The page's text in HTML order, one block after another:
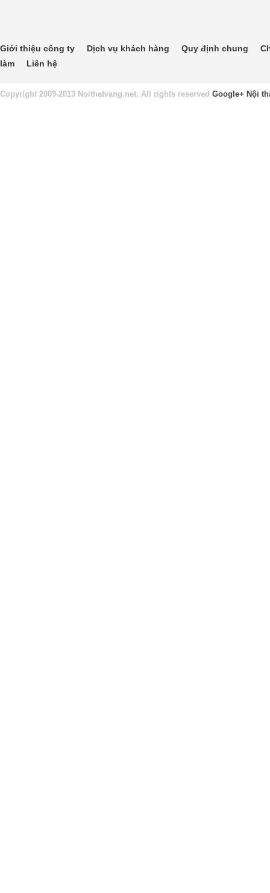
Giới thiệu công ty Dịch vụ khách hàng Quy định chung
làm
Liên hệ
Copyright 2009-2013 Noithatvang.net, All rights reserved Google+ Nội